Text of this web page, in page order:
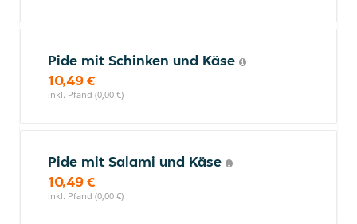
Pide mit Schinken und Käse
10,49 €
inkl. Pfand (0,00 €)
Pide mit Salami und Käse
10,49 €
inkl. Pfand (0,00 €)